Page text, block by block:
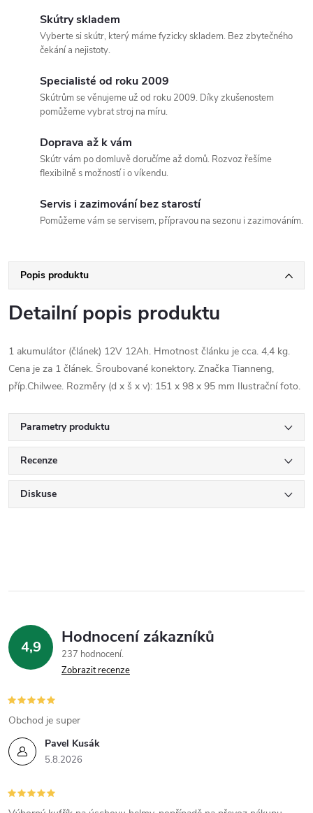
Skútry skladem
Vyberte si skútr, který máme fyzicky skladem. Bez zbytečného
čekání a nejistoty.
Specialisté od roku 2009
Skútrům se věnujeme už od roku 2009. Díky zkušenostem
pomůžeme vybrat stroj na míru.
Doprava až k vám
Skútr vám po domluvě doručíme až domů. Rozvoz řešíme
flexibilně s možností i o víkendu.
Servis i zazimování bez starostí
Pomůžeme vám se servisem, přípravou na sezonu i zazimováním.
Popis produktu
Detailní popis produktu
1 akumulátor (článek) 12V 12Ah. Hmotnost článku je cca. 4,4 kg.
Cena je za 1 článek. Šroubované konektory. Značka Tianneng,
příp.Chilwee. Rozměry (d x š x v): 151 x 98 x 95 mm Ilustrační foto.
Parametry produktu
Recenze
Diskuse
4,9 Hodnocení zákazníků
237 hodnocení
Zobrazit recenze
Pavel Kusák
5.8.2026
Obchod je super